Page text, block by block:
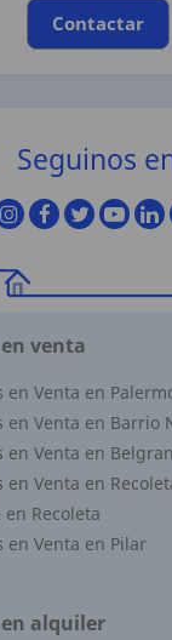
Contactar
Seguinos
venta
en Venta en
en Venta en Barrio
en Venta en
Venta en
en Recoleta
en Venta en Pilar
alquiler